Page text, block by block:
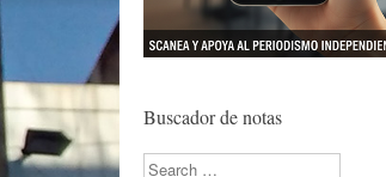
Buscador de notas
Search